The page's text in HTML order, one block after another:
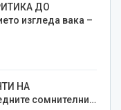
ДО
изгледа вака –
НА
сомнителни…